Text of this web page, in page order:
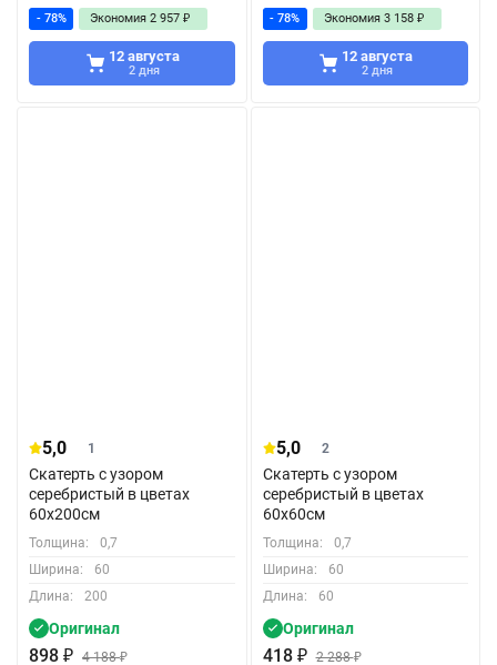
- 78% Экономия 2 957 ₽
12 августа
2 дня
- 78% Экономия 3 158 ₽
12 августа
2 дня
5,0 1
Скатерть с узором
серебристый в цветах
60x200см
Толщина:
0,7
Ширина:
60
Длина:
200
Оригинал
898 ₽ 4 188₽
5,0 2
Скатерть с узором
серебристый в цветах
60x60см
Толщина:
0,7
Ширина:
60
Длина:
60
Оригинал
418 ₽ 2 288₽